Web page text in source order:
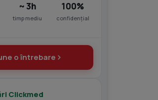
~ 3h
timp mediu
100%
confidențial
o întrebare
Clickmed